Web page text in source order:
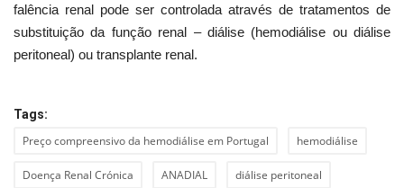
falência renal pode ser controlada através de tratamentos de
substituição da função renal – diálise (hemodiálise ou diálise
peritoneal) ou transplante renal.
Tags:
Preço compreensivo da hemodiálise em Portugal hemodiálise
Doença Renal Crónica ANADIAL diálise peritoneal